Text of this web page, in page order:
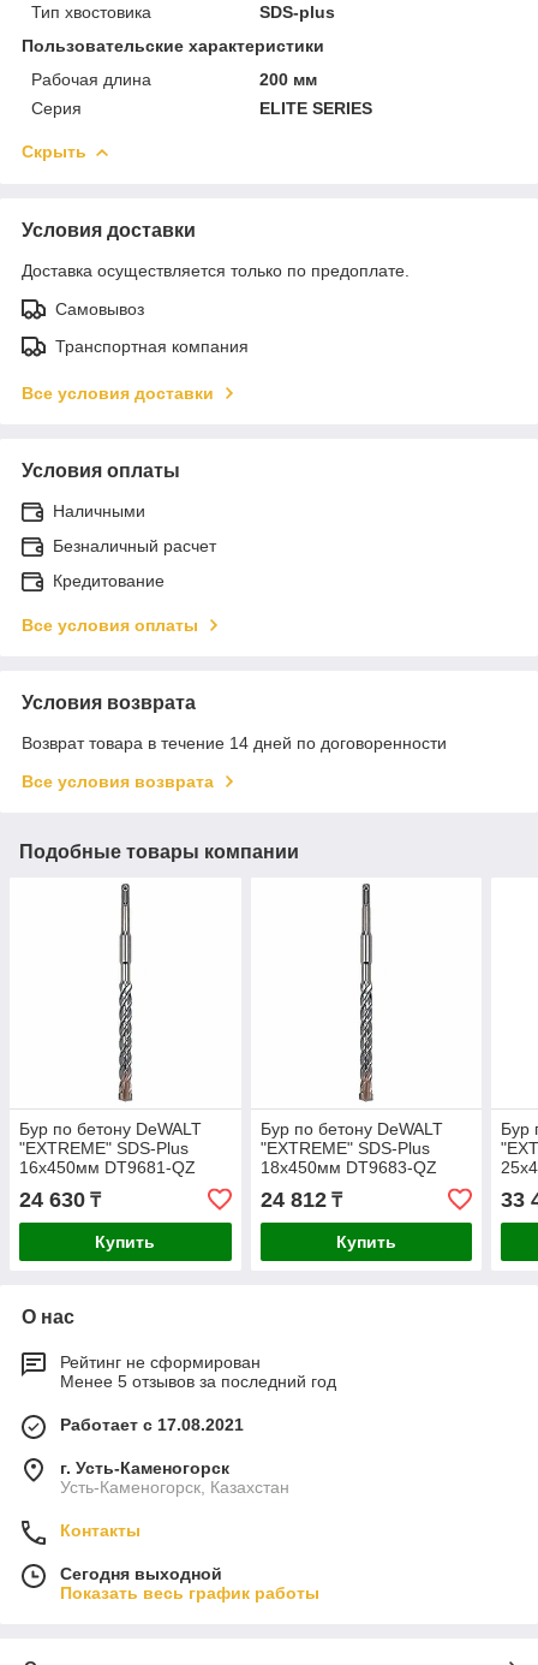
Тип хвостовика
SDS-plus
Пользовательские характеристики
Рабочая длина
200 мм
Серия
ELITE SERIES
Скрыть
Условия доставки
Доставка осуществляется только по предоплате.
Самовывоз
Транспортная компания
Все условия доставки
Условия оплаты
Наличными
Безналичный расчет
Кредитование
Все условия оплаты
Условия возврата
Возврат товара в течение 14 дней по договоренности
Все условия возврата
Подобные товары компании
Бур по бетону DeWALT
"EXTREME" SDS-Plus
16х450мм DT9681-QZ
24 630 ₸
Купить
Бур по бетону DeWALT
"EXTREME" SDS-Plus
18х450мм DT9683-QZ
24 812₸
Купить
Бур
33
О нас
Рейтинг не сформирован
Менее 5 отзывов за последний год
Работает с 17.08.2021
г. Усть-Каменогорск
Усть-Каменогорск, Казахстан
Контакты
Сегодня выходной
Показать весь график работы